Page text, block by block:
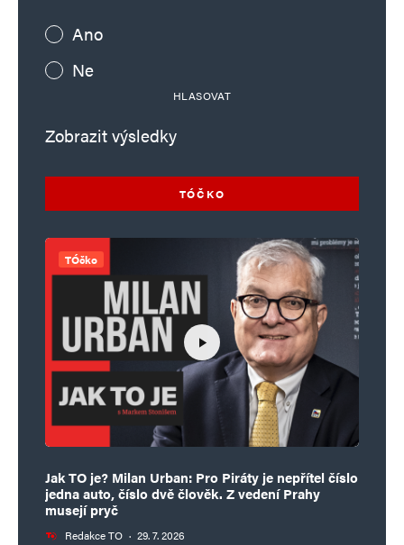
Ano
Ne
HLASOVAT
Zobrazit výsledky
TÓČKO
TÓčko
Jak TO je? Milan Urban: Pro Piráty je nepřítel číslo
jedna auto, číslo dvě člověk. Z vedení Prahy
musejí pryč
Redakce TO · 29. 7. 2026